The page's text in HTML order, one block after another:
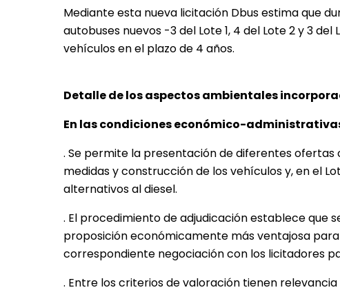
Mediante esta nueva licitación Dbus estima que
autobuses nuevos -3 del Lote 1, 4 del Lote 2 y 3
vehículos en el plazo de 4 años.
Detalle de los aspectos ambientales
En las condiciones económico-
. Se permite la presentación de diferentes
medidas y construcción de los vehículos y, en el
alternativos al diesel.
. El procedimiento de adjudicación establece que
proposición económicamente más ventajosa
correspondiente negociación con los licitadores
. Entre los criterios de valoración tienen